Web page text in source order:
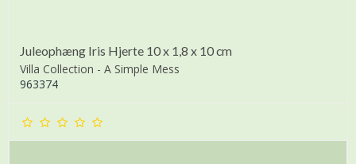
Juleophæng Iris Hjerte 10 x 1,8 x 10 cm
Villa Collection - A Simple Mess
963374